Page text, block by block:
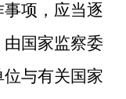
项，应当逐
国家监察委
与有关国家